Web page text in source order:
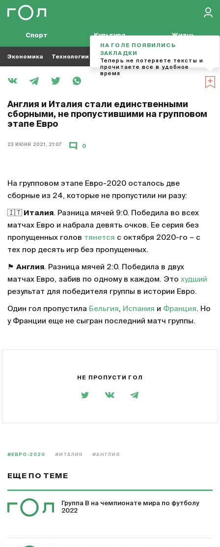
Спорт Культура Жизнь
Экономика Технологии Кино Футбол
Англия и Италия стали единственными
сборными, не пропустившими на групповом
этапе Евро
23 ИЮНЯ 2021, 21:07 0
На групповом этапе Евро-2020 осталось две
сборные из 24, которые не пропустили ни разу:
🇮🇹 Италия. Разница мячей 9:0. Победила во всех
матчах Евро и набрала девять очков. Ее серия без
пропущенных голов тянется с октября 2020-го – с
тех пор десять игр без пропущенных.
🏴󠁧󠁢󠁥󠁮󠁧󠁿 Англия. Разница мячей 2:0. Победила в двух
матчах Евро, забив по одному в каждом. Это худший
результат для победителя группы в истории Евро.
Один гол пропустила Бельгия, Испания и Франция. Но
у Франции еще не сыгран последний матч группы.
НЕ ПРОПУСТИ ГОЛ
#ЕВРО-2020 #ИТАЛИЯ #АНГЛИЯ
ЕЩЕ ПО ТЕМЕ
Группа В на чемпионате мира по футболу
2022
НА ГОЛЕ ПОЯВИЛИСЬ
ЗАКЛАДКИ
Теперь не потеряете тексты и
прочитаете все в удобное
время